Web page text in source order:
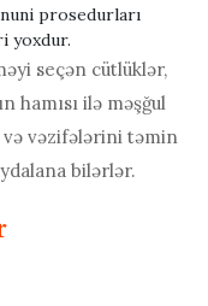
prosedurları
yoxdur.
seçən cütlüklər,
hamısı ilə məşğul
və vəzifələrini təmin
bilərlər.